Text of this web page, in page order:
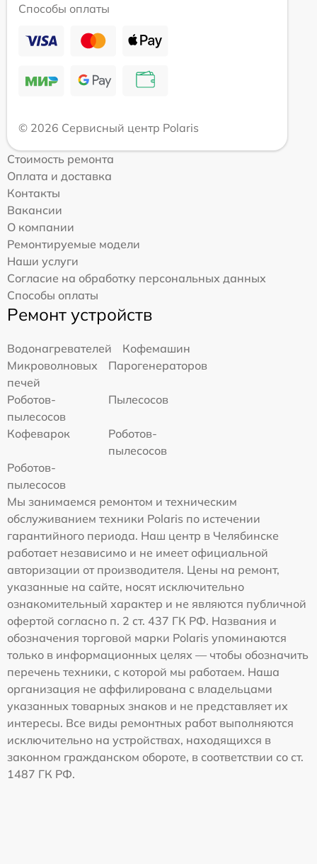
Способы оплаты
© 2026 Сервисный центр Polaris
Стоимость ремонта
Оплата и доставка
Контакты
Вакансии
О компании
Ремонтируемые модели
Наши услуги
Согласие на обработку персональных данных
Способы оплаты
Ремонт устройств
Водонагревателей
Кофемашин
Микроволновых
печей
Парогенераторов
Роботов-
пылесосов
Пылесосов
Кофеварок
Роботов-
пылесосов
Роботов-
пылесосов
Мы занимаемся ремонтом и техническим
обслуживанием техники Polaris по истечении
гарантийного периода. Наш центр в Челябинске
работает независимо и не имеет официальной
авторизации от производителя. Цены на ремонт,
указанные на сайте, носят исключительно
ознакомительный характер и не являются публичной
офертой согласно п. 2 ст. 437 ГК РФ. Названия и
обозначения торговой марки Polaris упоминаются
только в информационных целях — чтобы обозначить
перечень техники, с которой мы работаем. Наша
организация не аффилирована с владельцами
указанных товарных знаков и не представляет их
интересы. Все виды ремонтных работ выполняются
исключительно на устройствах, находящихся в
законном гражданском обороте, в соответствии со ст.
1487 ГК РФ.